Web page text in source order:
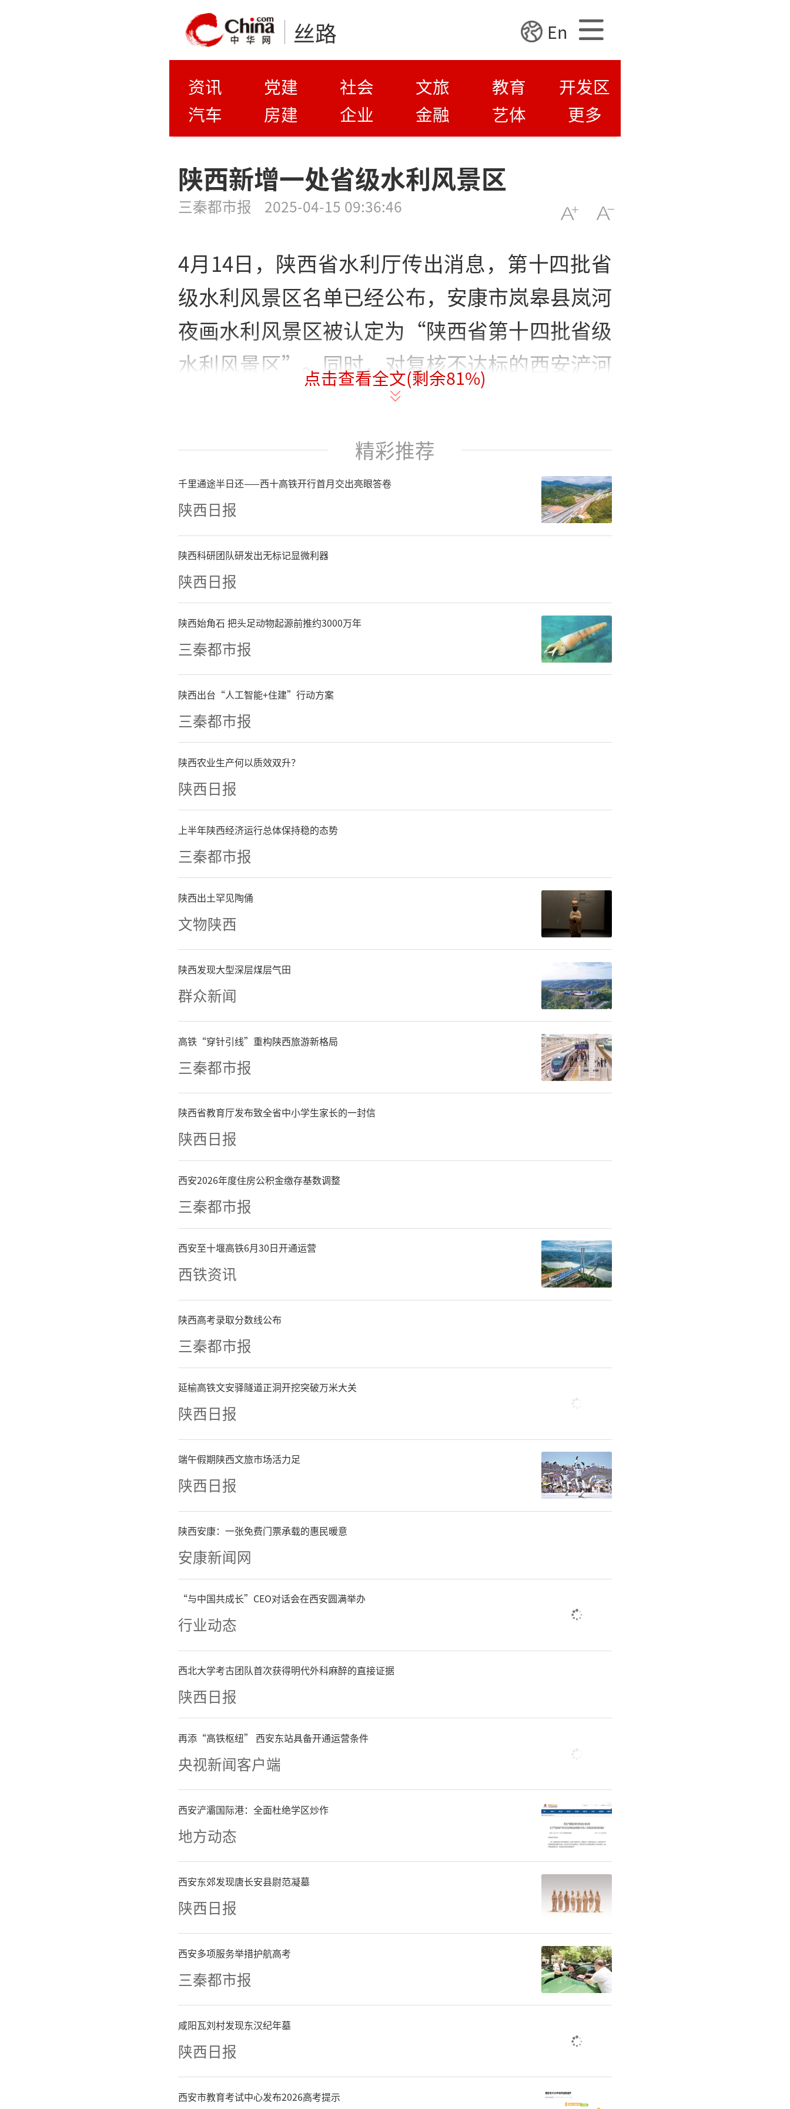
丝路 En
资讯 党建 社会 文旅 教育
开发区
汽车
房建 企业 金融 艺体 更多
陕西新增一处省级水利风景区
三秦都市报 2025-04-15 09:36:46
4月14日，陕西省水利厅传出消息，第十四批省
级水利风景区名单已经公布，安康市岚皋县岚河
夜画水利风景区被认定为“陕西省第十四批省级
水利风景区”。同时，对复核不达标的西安浐河
游览区、宝鸡峡千王海游乐园水利风景区按规定
此次认定工作依据《陕西省水利风景区管理办
法》，严格遵循申报、评审、公示等程序，重点
考察水利风景资源在水生态保护、水文化科普等
方面的成效。岚河夜画水利风景区依托岚河水利
开发、河道治理工程，形成了“一轴两片五
区”的总体布局，打造了集休闲健身、文化娱
乐、特色街景、餐饮语茶、风情演绎为一体的城
市河湖型水利风景区，成为岚皋县的“会客
厅”。
水利风景区是展示水利惠民成果的窗口。近年
来，按照“优质水资源、健康水生态、宜居水环
境、先进水文化、现代水管理”的总要求，全省
已建成省级和国家级水利风景区88处。西安汉城
湖、护城河，汉中石门水利风景区入选国家水利
风景区高质量发展典型案例名单，并获水利
部“水美中国”发布会重点推介，为满足人民群
众美好生活需要提供了更多优质水生态产品。
（记者 张维）
来源：三秦都市报
点击查看全文(剩余81%)
精彩推荐
千里通途半日还——西十高铁开行首月交出亮眼答卷
陕西日报
陕西科研团队研发出无标记显微利器
陕西日报
陕西始角石 把头足动物起源前推约3000万年
三秦都市报
陕西出台“人工智能+住建”行动方案
三秦都市报
陕西农业生产何以质效双升？
陕西日报
上半年陕西经济运行总体保持稳的态势
三秦都市报
陕西出土罕见陶俑
文物陕西
陕西发现大型深层煤层气田
群众新闻
高铁“穿针引线”重构陕西旅游新格局
三秦都市报
陕西省教育厅发布致全省中小学生家长的一封信
陕西日报
西安2026年度住房公积金缴存基数调整
三秦都市报
西安至十堰高铁6月30日开通运营
西铁资讯
陕西高考录取分数线公布
三秦都市报
延榆高铁文安驿隧道正洞开挖突破万米大关
陕西日报
端午假期陕西文旅市场活力足
陕西日报
陕西安康：一张免费门票承载的惠民暖意
安康新闻网
“与中国共成长”CEO对话会在西安圆满举办
行业动态
西北大学考古团队首次获得明代外科麻醉的直接证据
陕西日报
再添“高铁枢纽” 西安东站具备开通运营条件
央视新闻客户端
西安浐灞国际港：全面杜绝学区炒作
地方动态
西安东郊发现唐长安县尉范凝墓
陕西日报
西安多项服务举措护航高考
三秦都市报
咸阳瓦刘村发现东汉纪年墓
陕西日报
西安市教育考试中心发布2026高考提示